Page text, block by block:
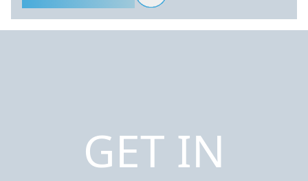
GET IN